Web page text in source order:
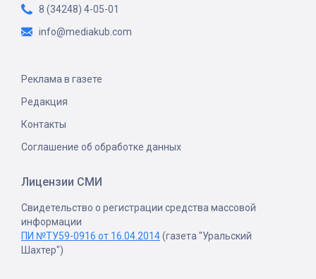
8 (34248) 4-05-01
info@mediakub.com
Реклама в газете
Редакция
Контакты
Соглашение об обработке данных
Лицензии СМИ
Свидетельство о регистрации средства массовой
информации
ПИ №ТУ59-0916 от 16.04.2014(газета "Уральский
Шахтер")